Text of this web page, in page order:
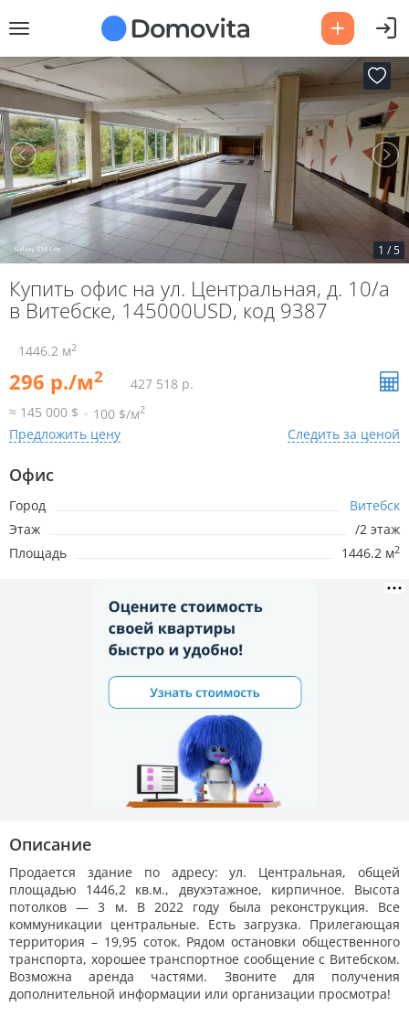
1 /5
Купить офис на ул. Центральная, д. 10/а
в Витебске, 145000USD, код 9387
1446.2 м2
296 р./м2
427 518 р.
≈ 145 000 $
100 $/м2
Предложить цену Следить за ценой
Офис
Город
Витебск
Этаж
/2 этаж
Площадь
1446.2 м2
Описание
Продается здание по адресу: ул. Центральная, общей
площадью 1446,2 кв.м., двухэтажное, кирпичное. Высота
потолков — 3 м. В 2022 году была реконструкция. Все
коммуникации центральные. Есть загрузка. Прилегающая
территория – 19,95 соток. Рядом остановки общественного
транспорта, хорошее транспортное сообщение с Витебском.
Возможна аренда частями. Звоните для получения
дополнительной информации или организации просмотра!